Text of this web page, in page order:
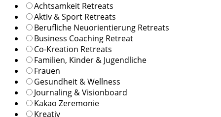
Achtsamkeit Retreats
Aktiv & Sport Retreats
Berufliche Neuorientierung Retreats
Business Coaching Retreat
Co-Kreation Retreats
Familien, Kinder & Jugendliche
Frauen
Gesundheit & Wellness
Journaling & Visionboard
Kakao Zeremonie
Kreativ